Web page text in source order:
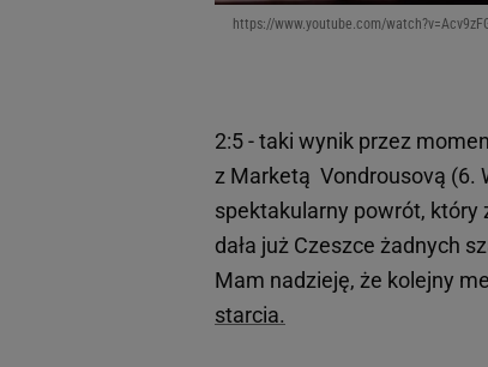
https://www.youtube.com/
2:5 - taki wynik przez
z Marketą Vondrousovą (6.
spektakularny powrót, który
dała już Czeszce żadnych
Mam nadzieję, że kolejny
starcia.